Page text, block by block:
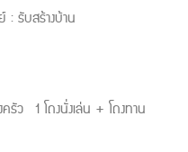
รับสร้างบ้าน
1 โถงนั่งเล่น + โถงทาน